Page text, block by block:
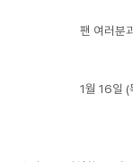
팬 여러분
1월 16일 (